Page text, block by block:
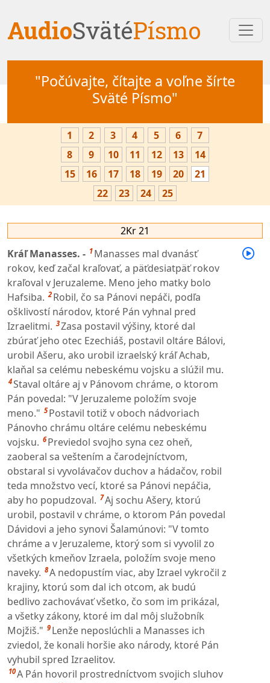
AudioSvätéPísmo
"Počúvajte, čítajte a voľne šírte
Sväté Písmo"
1 2 3 4 5 6
7
8
9 10 11 12 13
14
15
16 17 18 19 20
21
22
23 24 25
2Kr 21
Kráľ Manasses. - 1 Manasses mal dvanásť
rokov, keď začal kraľovať, a päťdesiatpäť rokov
kraľoval v Jeruzaleme. Meno jeho matky bolo
Hafsiba. 2 Robil, čo sa Pánovi nepáči, podľa
ošklivostí národov, ktoré Pán vyhnal pred
Izraelitmi. 3Zasa postavil výšiny, ktoré dal
zbúrať jeho otec Ezechiáš, postavil oltáre Bálovi,
urobil Ašeru, ako urobil izraelský kráľ Achab,
klaňal sa celému nebeskému vojsku a slúžil mu.
4Staval oltáre aj v Pánovom chráme, o ktorom
Pán povedal: "V Jeruzaleme položím svoje
meno." 5 Postavil totiž v oboch nádvoriach
Pánovho chrámu oltáre celému nebeskému
vojsku. 6 Previedol svojho syna cez oheň,
zaoberal sa veštením a čarodejníctvom,
obstaral si vyvolávačov duchov a hádačov, robil
teda množstvo vecí, ktoré sa Pánovi nepáčia,
aby ho popudzoval. 7Aj sochu Ašery, ktorú
urobil, postavil v chráme, o ktorom Pán povedal
Dávidovi a jeho synovi Šalamúnovi: "V tomto
chráme a v Jeruzaleme, ktorý som si vyvolil zo
všetkých kmeňov Izraela, položím svoje meno
naveky. 8A nedopustím viac, aby Izrael vykročil z
krajiny, ktorú som dal ich otcom, ak budú
bedlivo zachovávať všetko, čo som im prikázal,
a všetky zákony, ktoré im dal môj služobník
Mojžiš." 9 Lenže neposlúchli a Manasses ich
zviedol, že konali horšie ako národy, ktoré Pán
vyhubil spred Izraelitov.
10A Pán hovoril prostredníctvom svojich sluhov